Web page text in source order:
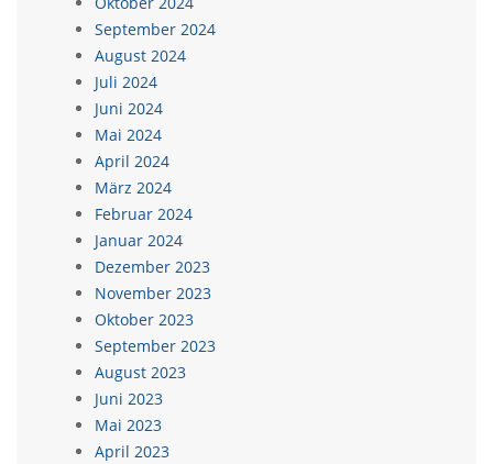
September 2024
August 2024
Juli 2024
Juni 2024
Mai 2024
April 2024
März 2024
Februar 2024
Januar 2024
Dezember 2023
November 2023
Oktober 2023
September 2023
August 2023
Juni 2023
Mai 2023
April 2023